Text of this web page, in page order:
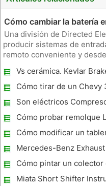
Cómo cambiar la batería
Una división de Directed
producir sistemas de
remoto conveniente y
3 voltios diseñada para
uso
Vs cerámica. Kevlar
Cómo tirar de un Chevy
Son eléctricos
Good
Cómo probar remolque
Cómo modificar un
del coche para parecer
Mercedes-Benz
Cómo pintar un colector
Miata Short Shifter